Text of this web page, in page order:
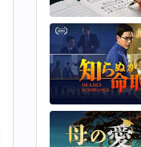
3:51
4:43